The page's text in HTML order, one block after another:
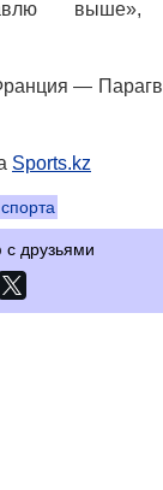
—
Sports.kz
с друзьями